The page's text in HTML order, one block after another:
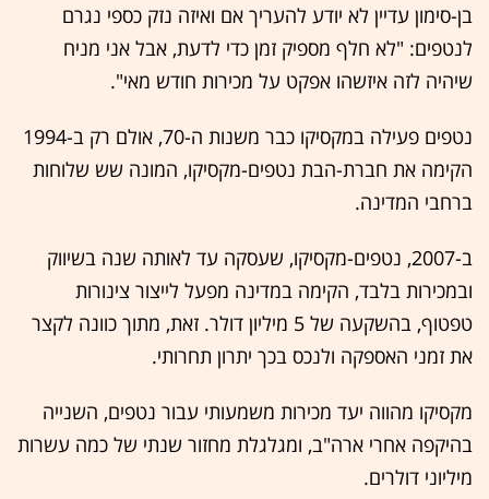
בן-סימון עדיין לא יודע להעריך אם ואיזה נזק כספי נגרם
לנטפים: "לא חלף מספיק זמן כדי לדעת, אבל אני מניח
שיהיה לזה איזשהו אפקט על מכירות חודש מאי".
נטפים פעילה במקסיקו כבר משנות ה-70, אולם רק ב-1994
הקימה את חברת-הבת נטפים-מקסיקו, המונה שש שלוחות
ברחבי המדינה.
ב-2007, נטפים-מקסיקו, שעסקה עד לאותה שנה בשיווק
ובמכירות בלבד, הקימה במדינה מפעל לייצור צינורות
טפטוף, בהשקעה של 5 מיליון דולר. זאת, מתוך כוונה לקצר
את זמני האספקה ולנכס בכך יתרון תחרותי.
מקסיקו מהווה יעד מכירות משמעותי עבור נטפים, השנייה
בהיקפה אחרי ארה"ב, ומגלגלת מחזור שנתי של כמה עשרות
מיליוני דולרים.